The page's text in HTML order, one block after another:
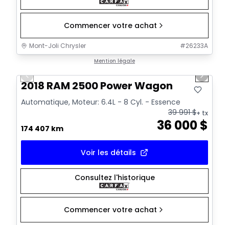
Commencer votre achat
Mont-Joli Chrysler #26233A
Mention légale
Previous slide Next
2018 RAM 2500 Power Wagon
Automatique, Moteur: 6.4L - 8 Cyl. - Essence
174 407 km 36 000$
39 991$+ tx
Voir les détails
Consultez l'historique
Commencer votre achat